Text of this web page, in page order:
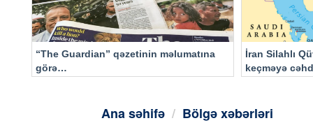
“The Guardian” qəzetinin məlumatına
görə…
İran Silahlı
keçməyə
Ana səhifə Bölgə xəbərləri